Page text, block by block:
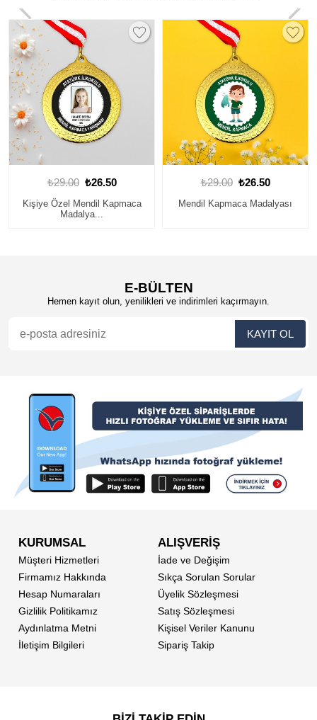
₺29.00 ₺26.50
Kişiye Özel Mendil Kapmaca
Madalya...
₺29.00 ₺26.50
Mendil Kapmaca Madalyası
E-BÜLTEN
Hemen kayıt olun, yenilikleri ve indirimleri kaçırmayın.
KURUMSAL
Müşteri Hizmetleri
Firmamız Hakkında
Hesap Numaraları
Gizlilik Politikamız
Aydınlatma Metni
İletişim Bilgileri
ALIŞVERİŞ
İade ve Değişim
Sıkça Sorulan Sorular
Üyelik Sözleşmesi
Satış Sözleşmesi
Kişisel Veriler Kanunu
Sipariş Takip